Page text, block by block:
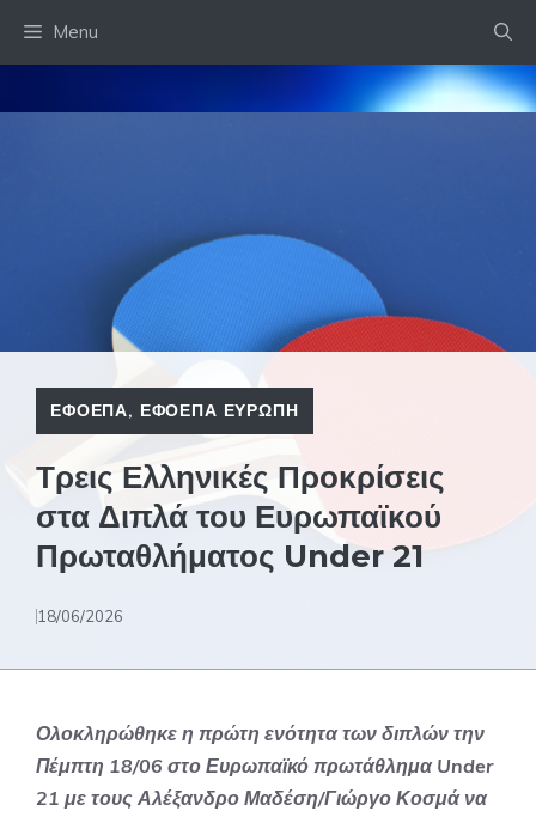
Menu
ΕΦΟΕΠΑ, ΕΦΟΕΠΑ ΕΥΡΩΠΗ
Τρεις Ελληνικές Προκρίσεις
στα Διπλά του Ευρωπαϊκού
Πρωταθλήματος Under 21
18/06/2026
Ολοκληρώθηκε η πρώτη ενότητα των διπλών την
Πέμπτη 18/06 στο Ευρωπαϊκό πρωτάθλημα Under
21 με τους Αλέξανδρο Μαδέση/Γιώργο Κοσμά να